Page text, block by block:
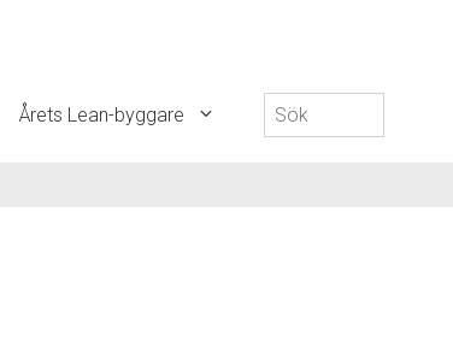
Årets Lean-byggare
Sök
efter: